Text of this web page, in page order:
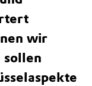
wir
sollen